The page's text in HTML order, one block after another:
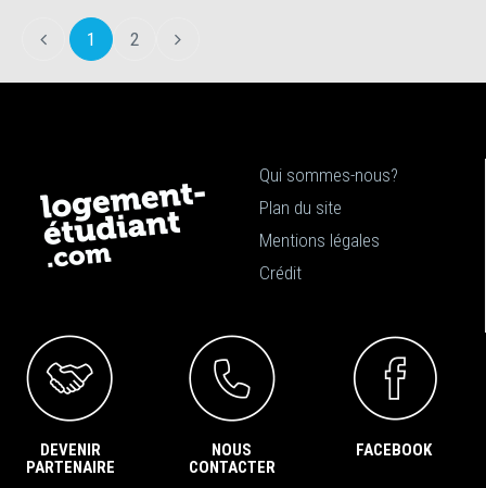
1 2
Qui sommes-nous?
Plan du site
Mentions légales
Crédit
DEVENIR
PARTENAIRE
NOUS
CONTACTER
FACEBOOK